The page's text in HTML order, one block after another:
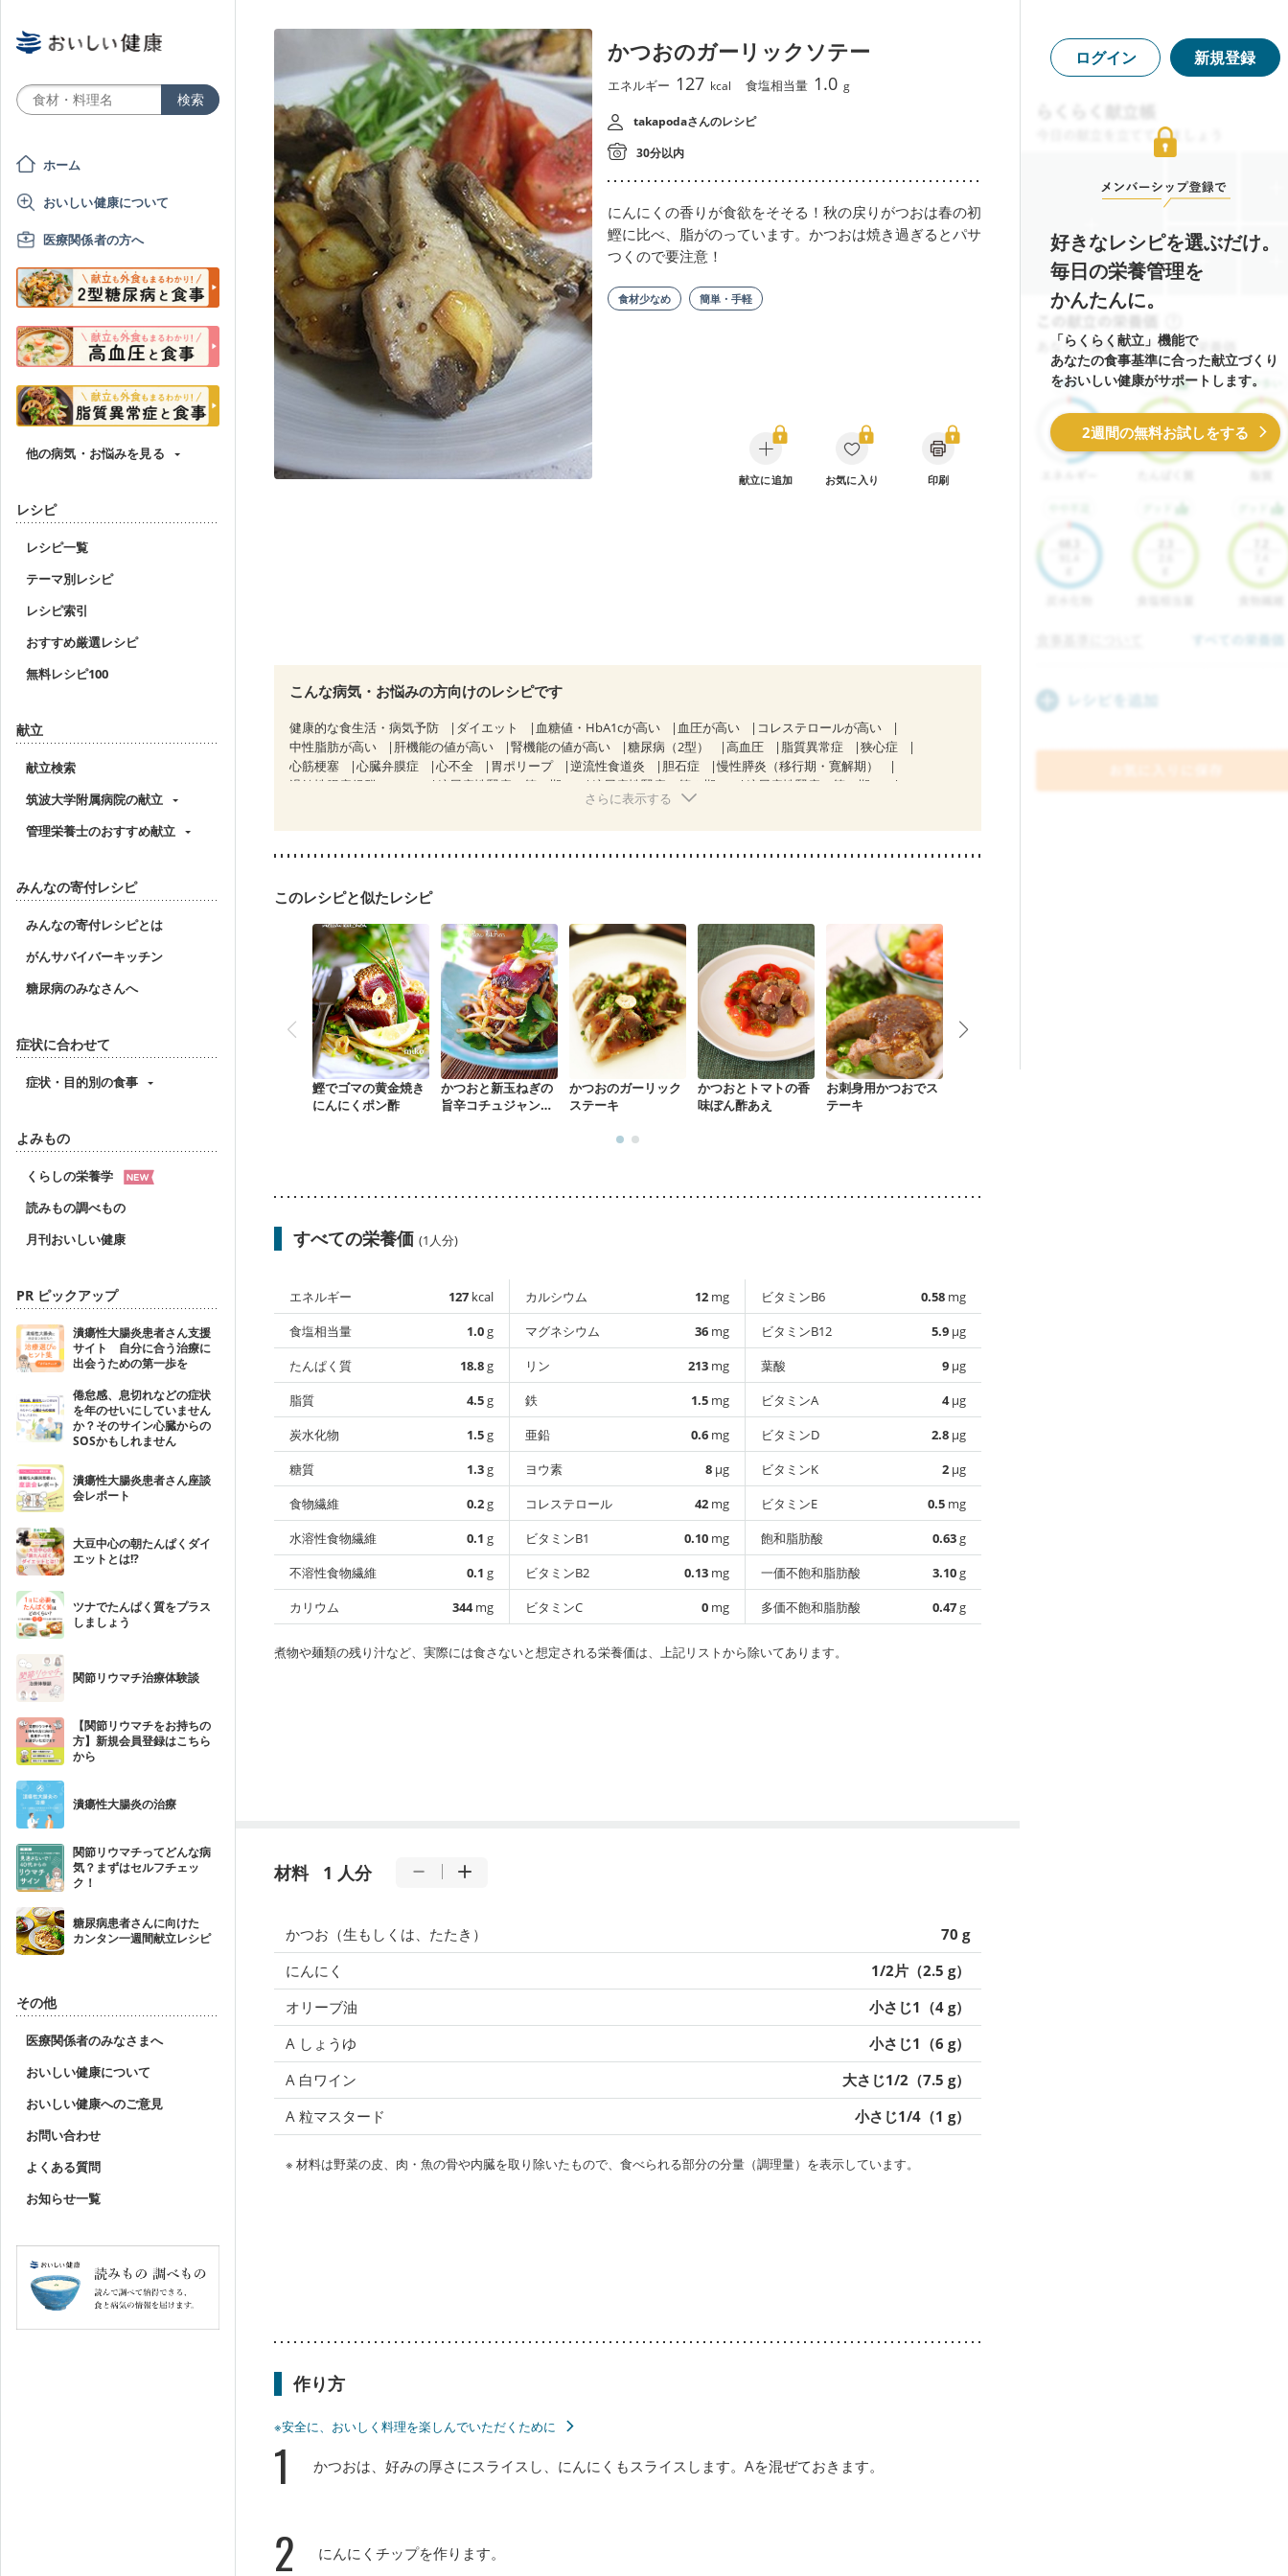
ホーム
おいしい健康について
医療関係者の方へ
他の病気・お悩みを見る
レシピ
レシピ一覧
テーマ別レシピ
レシピ索引
おすすめ厳選レシピ
無料レシピ100
献立
献立検索
筑波大学附属病院の献立
管理栄養士のおすすめ献立
みんなの寄付レシピ
みんなの寄付レシピとは
がんサバイバーキッチン
糖尿病のみなさんへ
症状に合わせて
症状・目的別の食事
よみもの
くらしの栄養学
読みもの調べもの
月刊おいしい健康
PR ピックアップ
潰瘍性大腸炎患者さん支援
サイト 自分に合う治療に
出会うための第一歩を
倦怠感、息切れなどの症状
を年のせいにしていません
か？そのサイン心臓からの
SOSかもしれません
潰瘍性大腸炎患者さん座談
会レポート
大豆中心の朝たんぱくダイ
エットとは!?
ツナでたんぱく質をプラス
しましょう
関節リウマチ治療体験談
【関節リウマチをお持ちの
方】新規会員登録はこちら
から
潰瘍性大腸炎の治療
関節リウマチってどんな病
気？まずはセルフチェッ
ク！
糖尿病患者さんに向けた
カンタン一週間献立レシピ
その他
医療関係者のみなさまへ
おいしい健康について
おいしい健康へのご意見
お問い合わせ
よくある質問
お知らせ一覧
かつおのガーリックソテー
エネルギー 127 kcal 食塩相当量 1.0 g
takapodaさんのレシピ
30分以内
にんにくの香りが食欲をそそる！秋の戻りがつおは春の初
鰹に比べ、脂がのっています。かつおは焼き過ぎるとパサ
つくので要注意！
食材少なめ 簡単・手軽
献立に追加 お気に入り 印刷
こんな病気・お悩みの方向けのレシピです
健康的な食生活・病気予防 ダイエット 血糖値・HbA1cが高い 血圧が高い
コレステロールが高い
中性脂肪が高い
肝機能の値が高い 腎機能の値が高い 糖尿病（2型） 高血圧 脂質異常症
狭心症
心筋梗塞
心臓弁膜症 心不全 胃ポリープ 逆流性食道炎 胆石症
慢性膵炎（移行期・寛解期）
過敏性腸症候群（IBS）
糖尿病性腎症（第１期） 糖尿病性腎症（第２期）
糖尿病性腎症（第３期）
CKD（ステージ３b）
乳がん（抗がん剤治療中）
飲み込みにくい
食欲がない 産後（ミルク） 骨折 骨粗しょう症
関節リウマチ
さらに表示する
このレシピと似たレシピ
鰹でゴマの黄金焼き
にんにくポン酢
かつおと新玉ねぎの
旨辛コチュジャンあ
かつおのガーリック
ステーキ
かつおとトマトの香
味ぽん酢あえ
お刺身用かつおでス
テーキ
すべての栄養価 (1人分)
エネルギー 127 kcal
食塩相当量
1.0g
たんぱく質
18.8g
脂質
4.5g
炭水化物
1.5g
糖質
1.3g
食物繊維
0.2g
水溶性食物繊維
0.1 g
不溶性食物繊維
0.1 g
カリウム
344mg
カルシウム 12 mg
マグネシウム
36 mg
リン
213 mg
鉄
1.5 mg
亜鉛
0.6 mg
ヨウ素
8 µg
コレステロール
42 mg
ビタミンB1
0.10 mg
ビタミンB2
0.13 mg
ビタミンC
0 mg
ビタミンB6 0.58 mg
ビタミンB12
5.9 µg
葉酸
9 µg
ビタミンA
4µg
ビタミンD
2.8 µg
ビタミンK
2 µg
ビタミンE
0.5 mg
飽和脂肪酸
0.63g
一価不飽和脂肪酸
3.10g
多価不飽和脂肪酸
0.47g
煮物や麺類の残り汁など、実際には食さないと想定される栄養価は、上記リストから除いてあります。
材料 1 人分
かつお（生もしくは、たたき）
70 g
にんにく
1/2片（2.5 g）
オリーブ油
小さじ1（4 g）
A しょうゆ
小さじ1（6 g）
A 白ワイン
大さじ1/2（7.5 g）
A 粒マスタード
小さじ1/4（1 g）
※ 材料は野菜の皮、肉・魚の骨や内臓を取り除いたもので、食べられる部分の分量（調理量）を表示しています。
作り方
※安全に、おいしく料理を楽しんでいただくために
1 かつおは、好みの厚さにスライスし、にんにくもスライスします。Aを混ぜておきます。
2 にんにくチップを作ります。
ログイン 新規登録
好きなレシピを選ぶだけ。
毎日の栄養管理を
かんたんに。
「らくらく献立」機能で
あなたの食事基準に合った献立づくり
をおいしい健康がサポートします。
2週間の無料お試しをする